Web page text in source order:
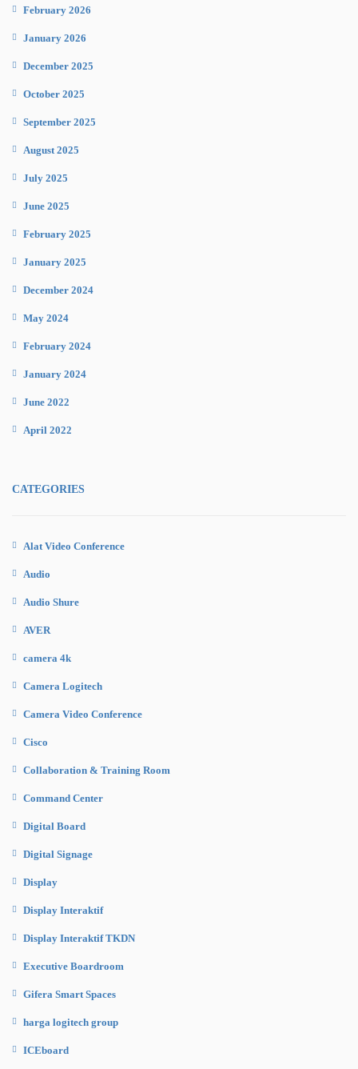
February 2026
January 2026
December 2025
October 2025
September 2025
August 2025
July 2025
June 2025
February 2025
January 2025
December 2024
May 2024
February 2024
January 2024
June 2022
April 2022
CATEGORIES
Alat Video Conference
Audio
Audio Shure
AVER
camera 4k
Camera Logitech
Camera Video Conference
Cisco
Collaboration & Training Room
Command Center
Digital Board
Digital Signage
Display
Display Interaktif
Display Interaktif TKDN
Executive Boardroom
Gifera Smart Spaces
harga logitech group
ICEboard